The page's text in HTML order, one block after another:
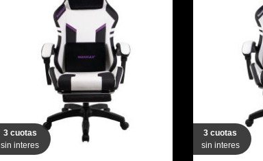
3 cuotas
sin interes
3 cuotas
sin interes